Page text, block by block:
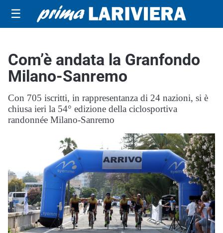
☰
Com’è andata la Granfondo
Milano-Sanremo
Con 705 iscritti, in rappresentanza di 24 nazioni, si è
chiusa ieri la 54° edizione della ciclosportiva
randonnée Milano-Sanremo